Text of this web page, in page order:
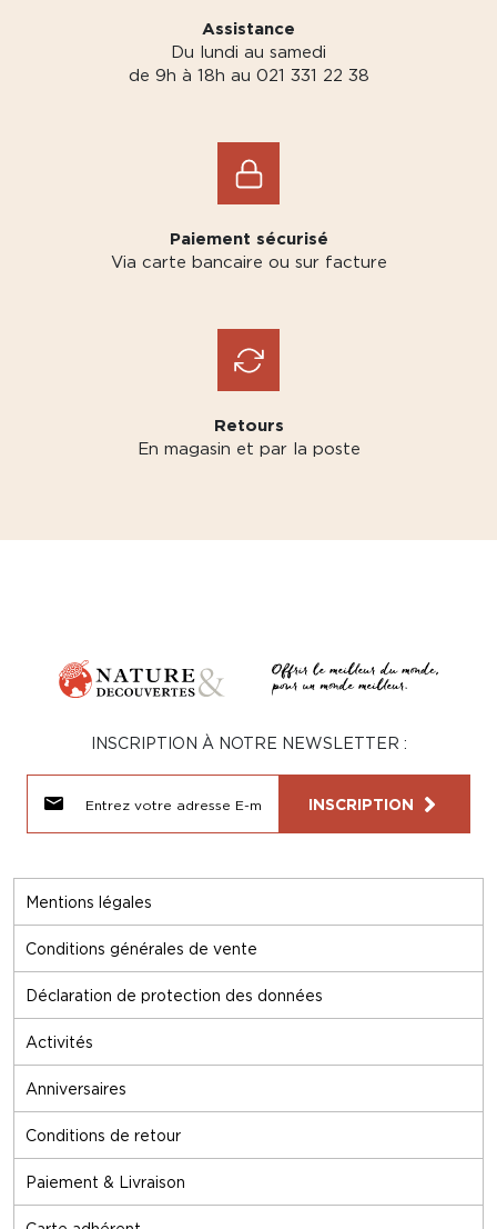
Assistance
Du lundi au samedi
de 9h à 18h au 021 331 22 38
Paiement sécurisé
Via carte bancaire ou sur facture
Retours
En magasin et par la poste
Mentions légales
Conditions générales de vente
Déclaration de protection des données
Activités
Anniversaires
Conditions de retour
Paiement & Livraison
INSCRIPTION À NOTRE NEWSLETTER :
INSCRIPTION